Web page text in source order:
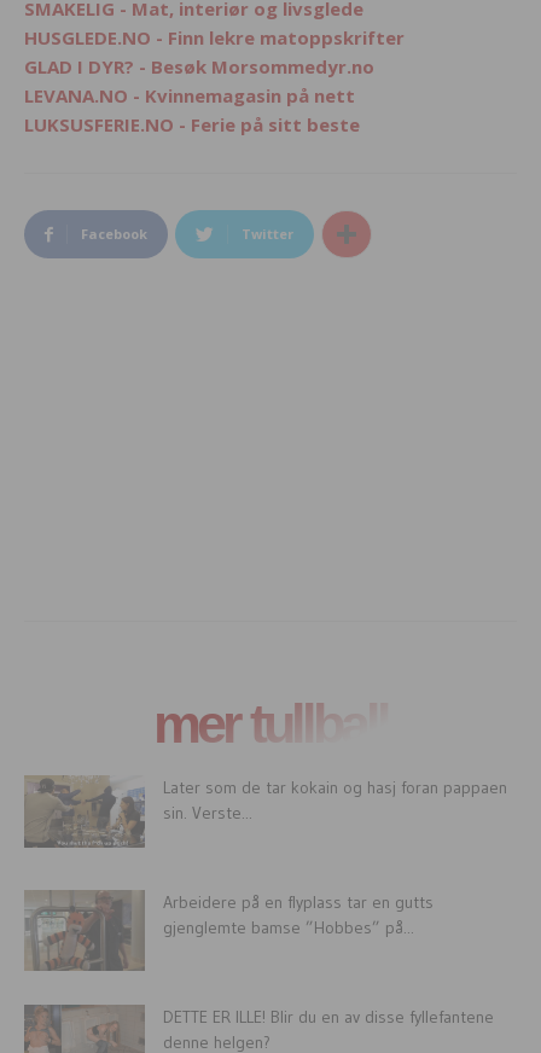
SMAKELIG - Mat, interiør og livsglede
HUSGLEDE.NO - Finn lekre matoppskrifter
GLAD I DYR? - Besøk Morsommedyr.no
LEVANA.NO - Kvinnemagasin på nett
LUKSUSFERIE.NO - Ferie på sitt beste
Facebook Twitter
mer tullball
Later som de tar kokain og hasj foran pappaen
sin. Verste...
Arbeidere på en flyplass tar en gutts
gjenglemte bamse ”Hobbes” på...
DETTE ER ILLE! Blir du en av disse fyllefantene
denne helgen?